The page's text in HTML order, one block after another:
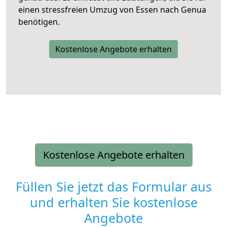
einen stressfreien Umzug von Essen nach Genua
benötigen.
Kostenlose Angebote erhalten
Kostenlose Angebote erhalten
Füllen Sie jetzt das Formular aus
und erhalten Sie kostenlose
Angebote